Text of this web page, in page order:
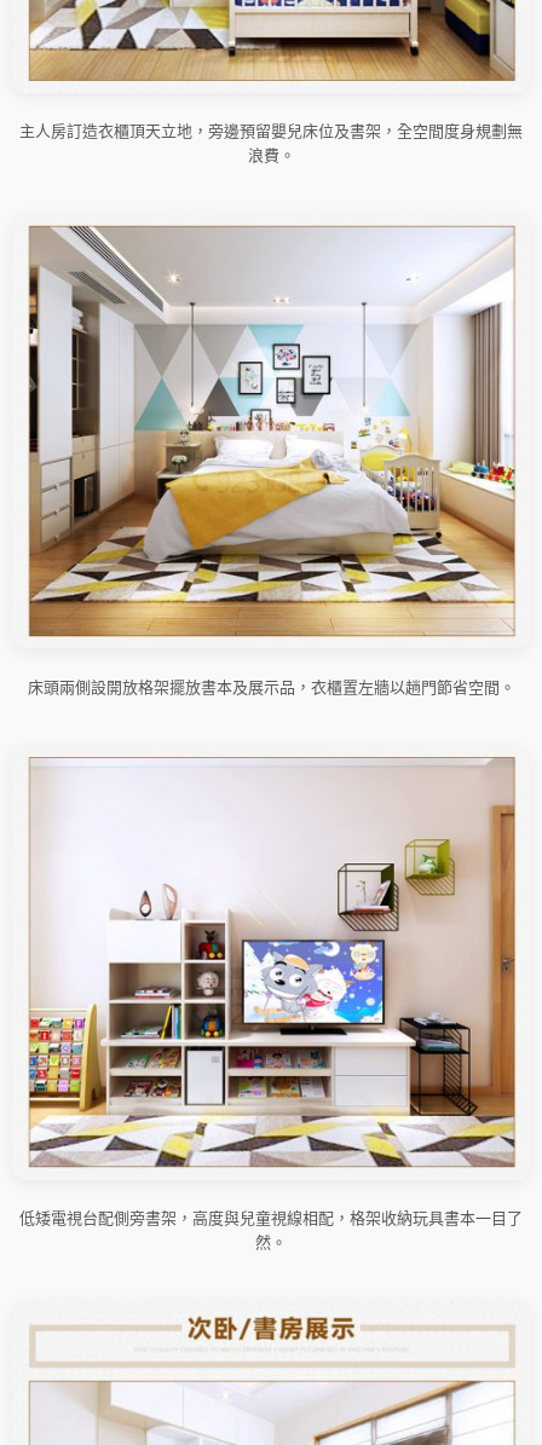
主人房訂造衣櫃頂天立地，旁邊預留嬰兒床位及書架，全空間度身規劃無
浪費。
床頭兩側設開放格架擺放書本及展示品，衣櫃置左牆以趟門節省空間。
低矮電視台配側旁書架，高度與兒童視線相配，格架收納玩具書本一目了
然。